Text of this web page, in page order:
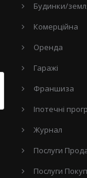
Будинки/
Комерційна
Оренда
Гаражі
Франшиза
Іпотечні
Журнал
Послуги
Послуги